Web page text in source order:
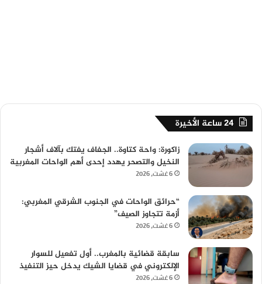
24 ساعة الأخيرة
زاكورة: واحة كتاوة.. الجفاف يفتك بآلاف أشجار
النخيل والتصحر يهدد إحدى أهم الواحات المغربية
6 غشت، 2026
“حرائق الواحات في الجنوب الشرقي المغربي:
أزمة تتجاوز الصيف”
6 غشت، 2026
سابقة قضائية بالمغرب.. أول تفعيل للسوار
الإلكتروني في قضايا الشيك يدخل حيز التنفيذ
6 غشت، 2026